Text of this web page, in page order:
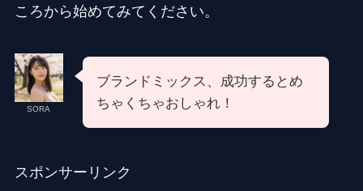
ころから始めてみてください。
SORA
ブランドミックス、成功するとめ
ちゃくちゃおしゃれ！
スポンサーリンク